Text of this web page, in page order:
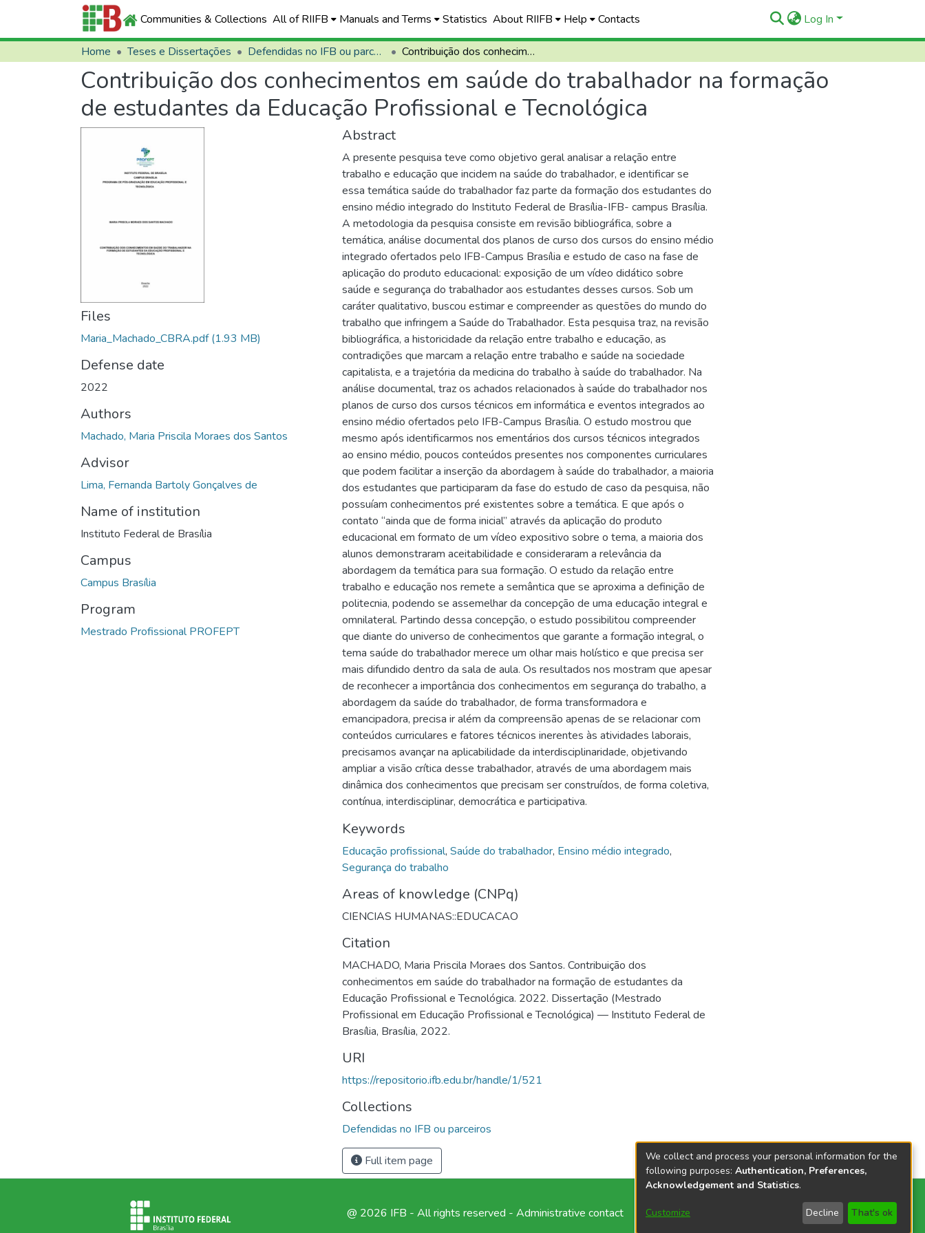
Communities & Collections All of RIIFB Manuals and Terms Statistics About RIIFB Help Contacts Log In
Home Teses e Dissertações Defendidas no IFB ou parceiros Contribuição dos conhecimentos em saúde do trabalhador na formação de estudantes da Educação Profissional e Tecnológica
Contribuição dos conhecimentos em saúde do trabalhador na formação
de estudantes da Educação Profissional e Tecnológica
Files
Maria_Machado_CBRA.pdf(1.93 MB)
Defense date
2022
Authors
Machado, Maria Priscila Moraes dos Santos
Advisor
Lima, Fernanda Bartoly Gonçalves de
Name of institution
Instituto Federal de Brasília
Campus
Campus Brasília
Program
Mestrado Profissional PROFEPT
Abstract
A presente pesquisa teve como objetivo geral analisar a relação entre
trabalho e educação que incidem na saúde do trabalhador, e identificar se
essa temática saúde do trabalhador faz parte da formação dos estudantes do
ensino médio integrado do Instituto Federal de Brasília-IFB- campus Brasília.
A metodologia da pesquisa consiste em revisão bibliográfica, sobre a
temática, análise documental dos planos de curso dos cursos do ensino médio
integrado ofertados pelo IFB-Campus Brasília e estudo de caso na fase de
aplicação do produto educacional: exposição de um vídeo didático sobre
saúde e segurança do trabalhador aos estudantes desses cursos. Sob um
caráter qualitativo, buscou estimar e compreender as questões do mundo do
trabalho que infringem a Saúde do Trabalhador. Esta pesquisa traz, na revisão
bibliográfica, a historicidade da relação entre trabalho e educação, as
contradições que marcam a relação entre trabalho e saúde na sociedade
capitalista, e a trajetória da medicina do trabalho à saúde do trabalhador. Na
análise documental, traz os achados relacionados à saúde do trabalhador nos
planos de curso dos cursos técnicos em informática e eventos integrados ao
ensino médio ofertados pelo IFB-Campus Brasília. O estudo mostrou que
mesmo após identificarmos nos ementários dos cursos técnicos integrados
ao ensino médio, poucos conteúdos presentes nos componentes curriculares
que podem facilitar a inserção da abordagem à saúde do trabalhador, a maioria
dos estudantes que participaram da fase do estudo de caso da pesquisa, não
possuíam conhecimentos pré existentes sobre a temática. E que após o
contato “ainda que de forma inicial” através da aplicação do produto
educacional em formato de um vídeo expositivo sobre o tema, a maioria dos
alunos demonstraram aceitabilidade e consideraram a relevância da
abordagem da temática para sua formação. O estudo da relação entre
trabalho e educação nos remete a semântica que se aproxima a definição de
politecnia, podendo se assemelhar da concepção de uma educação integral e
omnilateral. Partindo dessa concepção, o estudo possibilitou compreender
que diante do universo de conhecimentos que garante a formação integral, o
tema saúde do trabalhador merece um olhar mais holístico e que precisa ser
mais difundido dentro da sala de aula. Os resultados nos mostram que apesar
de reconhecer a importância dos conhecimentos em segurança do trabalho, a
abordagem da saúde do trabalhador, de forma transformadora e
emancipadora, precisa ir além da compreensão apenas de se relacionar com
conteúdos curriculares e fatores técnicos inerentes às atividades laborais,
precisamos avançar na aplicabilidade da interdisciplinaridade, objetivando
ampliar a visão crítica desse trabalhador, através de uma abordagem mais
dinâmica dos conhecimentos que precisam ser construídos, de forma coletiva,
contínua, interdisciplinar, democrática e participativa.
Keywords
Educação profissional, Saúde do trabalhador, Ensino médio integrado,
Segurança do trabalho
Areas of knowledge (CNPq)
CIENCIAS HUMANAS::EDUCACAO
Citation
MACHADO, Maria Priscila Moraes dos Santos. Contribuição dos
conhecimentos em saúde do trabalhador na formação de estudantes da
Educação Profissional e Tecnológica. 2022. Dissertação (Mestrado
Profissional em Educação Profissional e Tecnológica) — Instituto Federal de
Brasília, Brasília, 2022.
URI
https://repositorio.ifb.edu.br/handle/1/521
Collections
Defendidas no IFB ou parceiros
Full item page
@ 2026 IFB - All rights reserved - Administrative contact
We collect and process your personal information for the
following purposes: Authentication, Preferences,
Acknowledgement and Statistics.
Customize Decline That's ok